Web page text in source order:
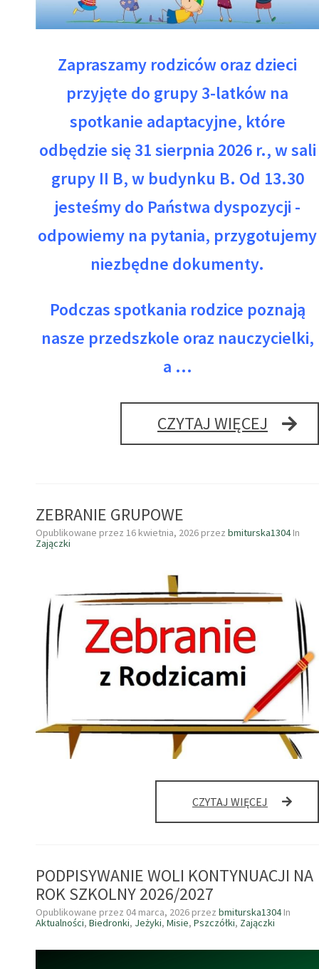
Zapraszamy rodziców oraz dzieci
przyjęte do grupy 3-latków na
spotkanie adaptacyjne, które
odbędzie się 31 sierpnia 2026 r., w sali
grupy II B, w budynku B. Od 13.30
jesteśmy do Państwa dyspozycji -
odpowiemy na pytania, przygotujemy
niezbędne dokumenty.
Podczas spotkania rodzice poznają
nasze przedszkole oraz nauczycielki,
a …
CZYTAJ WIĘCEJ
NA
DZIEŃ
ZEBRANIE GRUPOWE
Opublikowane przez 16 kwietnia, 2026 przez bmiturska1304In
Zajączki
CZYTAJ WIĘCEJ ZEBRANIE
PODPISYWANIE WOLI KONTYNUACJI NA
ROK SZKOLNY 2026/2027
Opublikowane przez 04 marca, 2026 przez bmiturska1304In
Aktualności, Biedronki, Jeżyki, Misie, Pszczółki, Zajączki